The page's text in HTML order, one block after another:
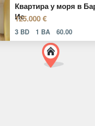
Квартира у моря в
Ис
125.000 €
3 BD 1 BA 60.00